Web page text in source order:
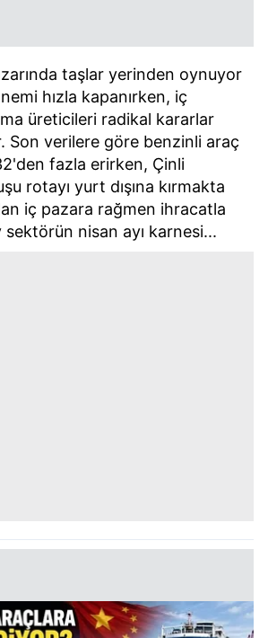
taşlar yerinden oynuyor
hızla kapanırken, iç
üreticileri radikal kararlar
Son verilere göre benzinli araç
fazla erirken, Çinli
rotayı yurt dışına kırmakta
iç pazara rağmen ihracatla
nisan ayı karnesi...